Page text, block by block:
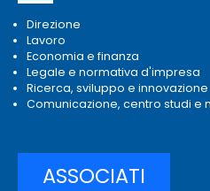
Direzione
Lavoro
Economia e finanza
Legale e normativa d'impresa
Ricerca, sviluppo e innovazione
Comunicazione, centro studi e
ASSOCIATI